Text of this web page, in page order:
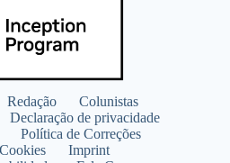
Redação
Colunistas
Declaração de privacidade
Política de Correções
Imprint